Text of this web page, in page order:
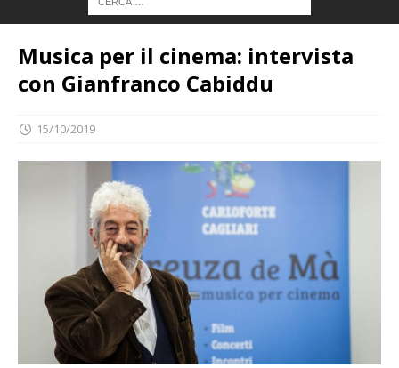
Musica per il cinema: intervista
con Gianfranco Cabiddu
15/10/2019